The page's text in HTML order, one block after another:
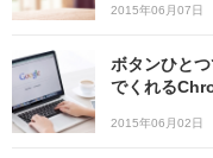
2015年06月07日
ボタンひと
でくれる
2015年06月02日